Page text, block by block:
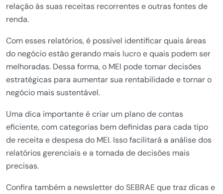
relação às suas receitas recorrentes e outras fontes de
renda.
Com esses relatórios, é possível identificar quais áreas
do negócio estão gerando mais lucro e quais podem ser
melhoradas. Dessa forma, o MEI pode tomar decisões
estratégicas para aumentar sua rentabilidade e tornar o
negócio mais sustentável.
Uma dica importante é criar um plano de contas
eficiente, com categorias bem definidas para cada tipo
de receita e despesa do MEI. Isso facilitará a análise dos
relatórios gerenciais e a tomada de decisões mais
precisas.
Confira também a newsletter do SEBRAE que traz dicas e